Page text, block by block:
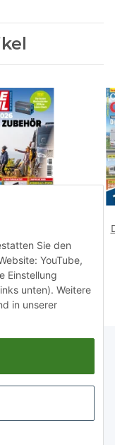
Zubehör
€* Sie den
YouTube,
Einstellung
unten). Weitere
in unserer